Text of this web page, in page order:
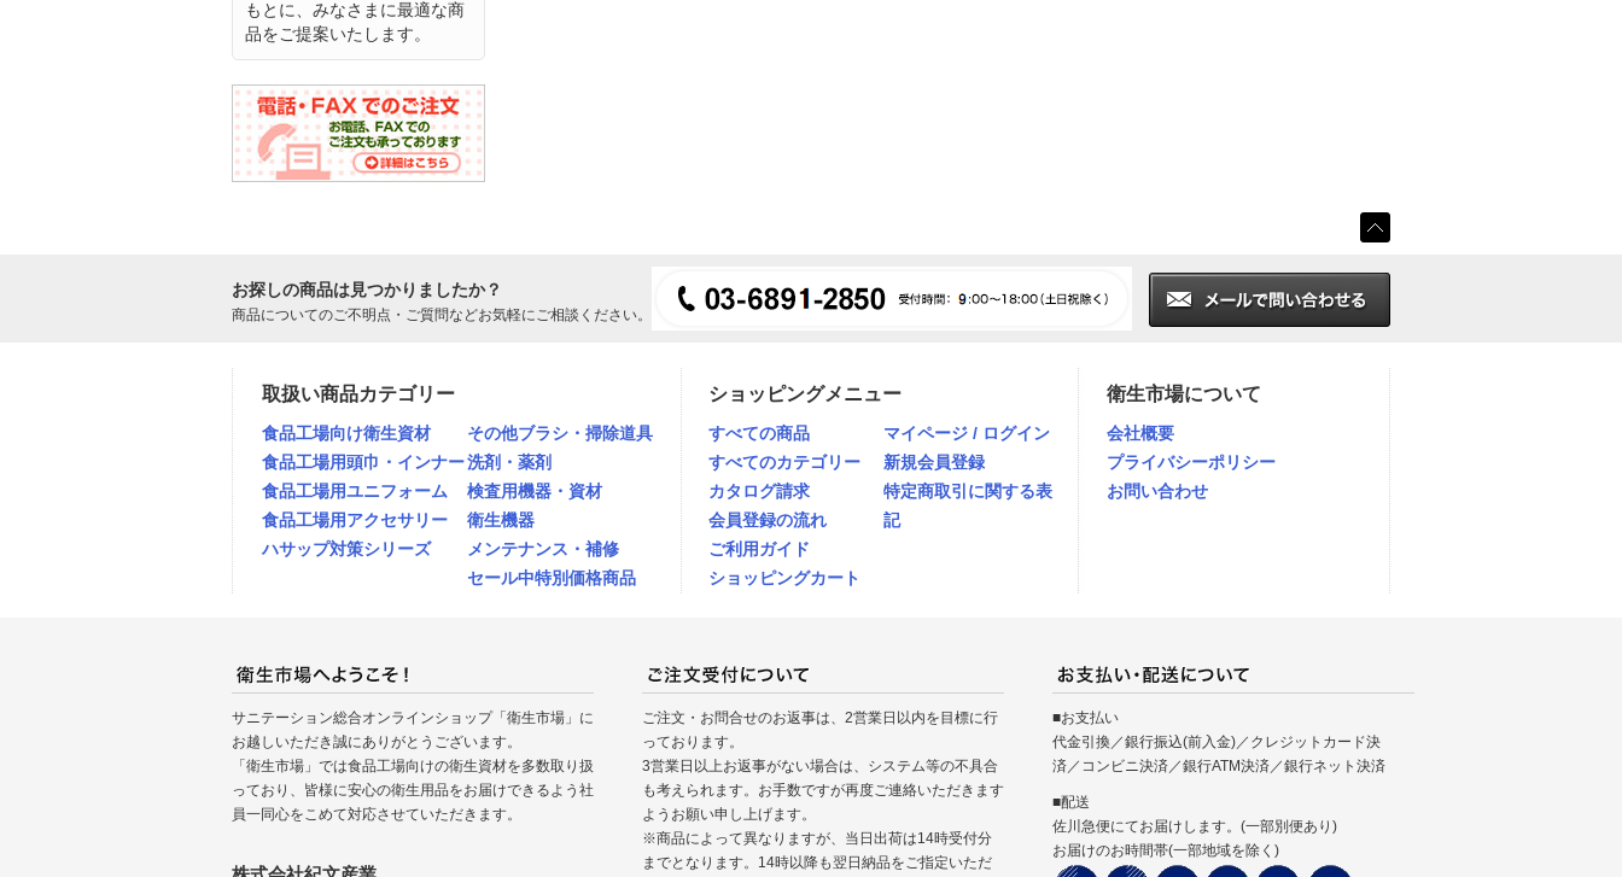
もとに、みなさまに最適な商
品をご提案いたします。
お探しの商品は見つかりましたか？
商品についてのご不明点・ご質問などお気軽にご相談ください。
取扱い商品カテゴリー
食品工場向け衛生資材
食品工場用頭巾・インナー
食品工場用ユニフォーム
食品工場用アクセサリー
ハサップ対策シリーズ
その他ブラシ・掃除道具
洗剤・薬剤
検査用機器・資材
衛生機器
メンテナンス・補修
セール中特別価格商品
ショッピングメニュー
すべての商品
すべてのカテゴリー
カタログ請求
会員登録の流れ
ご利用ガイド
ショッピングカート
マイページ / ログイン
新規会員登録
特定商取引に関する表
記
衛生市場について
会社概要
プライバシーポリシー
お問い合わせ
サニテーション総合オンラインショップ「衛生市場」に
お越しいただき誠にありがとうございます。
「衛生市場」では食品工場向けの衛生資材を多数取り扱
っており、皆様に安心の衛生用品をお届けできるよう社
員一同心をこめて対応させていただきます。
ご注文・お問合せのお返事は、2営業日以内を目標に行
っております。
3営業日以上お返事がない場合は、システム等の不具合
も考えられます。お手数ですが再度ご連絡いただきます
ようお願い申し上げます。
※商品によって異なりますが、当日出荷は14時受付分
までとなります。14時以降も翌日納品をご指定いただ
■お支払い
代金引換／銀行振込(前入金)／クレジットカード決
済／コンビニ決済／銀行ATM決済／銀行ネット決済
■配送
佐川急便にてお届けします。(一部別便あり)
お届けのお時間帯(一部地域を除く)